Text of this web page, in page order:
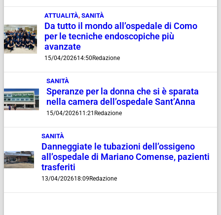
ATTUALITÀ,SANITÀ
Da tutto il mondo all’ospedale di Como
per le tecniche endoscopiche più
avanzate
15/04/202614:50Redazione
SANITÀ
Speranze per la donna che si è sparata
nella camera dell’ospedale Sant’Anna
15/04/202611:21 Redazione
SANITÀ
Danneggiate le tubazioni dell’ossigeno
all’ospedale di Mariano Comense, pazienti
trasferiti
13/04/202618:09Redazione